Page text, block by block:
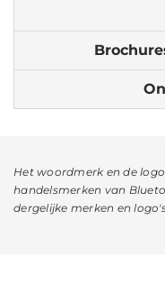
Het woordmerk en de
handelsmerken van
dergelijke merken en